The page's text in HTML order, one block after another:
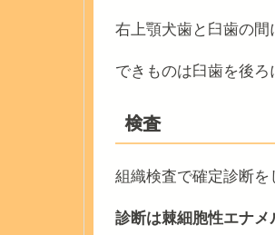
右上顎犬歯と臼歯の間
できものは臼歯を後ろ
検査
組織検査で確定診断を
診断は棘細胞性エナメ